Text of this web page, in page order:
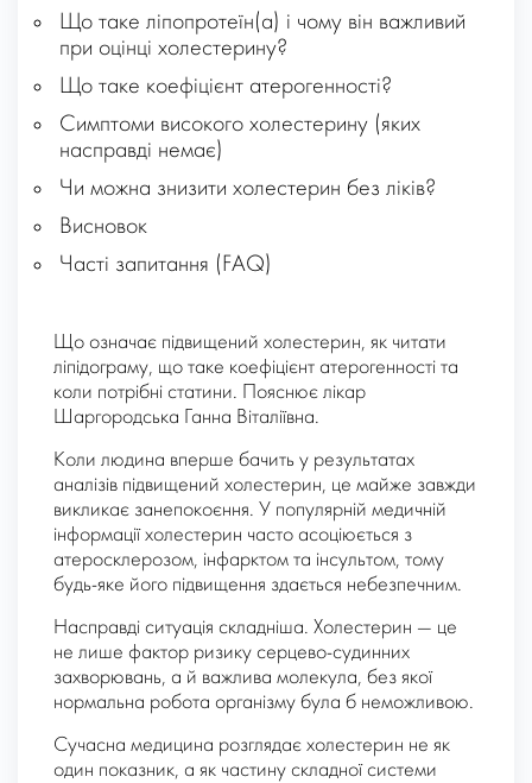
Що таке ліпопротеїн(a) і чому він важливий
при оцінці холестерину?
Що таке коефіцієнт атерогенності?
Симптоми високого холестерину (яких
насправді немає)
Чи можна знизити холестерин без ліків?
Висновок
Часті запитання (FAQ)
Що означає підвищений холестерин, як читати
ліпідограму, що таке коефіцієнт атерогенності та
коли потрібні статини. Пояснює лікар
Шаргородська Ганна Віталіївна.
Коли людина вперше бачить у результатах
аналізів підвищений холестерин, це майже завжди
викликає занепокоєння. У популярній медичній
інформації холестерин часто асоціюється з
атеросклерозом, інфарктом та інсультом, тому
будь-яке його підвищення здається небезпечним.
Насправді ситуація складніша. Холестерин — це
не лише фактор ризику серцево-судинних
захворювань, а й важлива молекула, без якої
нормальна робота організму була б неможливою.
Сучасна медицина розглядає холестерин не як
один показник, а як частину складної системи